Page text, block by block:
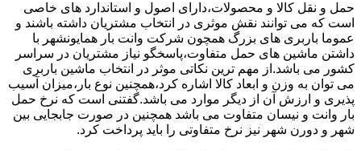
حمل و نقل کالا و محصولات،دارای اصول و استاندارد های خاصی
است که می توانند نقش موثری در انتخاب مشتریان داشته باشند و
عموما باربری های بزرگ همچون شرکت وانت بار همایونشهر با
داشتن ماشین های حمل متفاوت،پاسخگو نیاز مشتریان در سراسر
کشور می باشد.از مهم ترین نکاتی موثر در انتخاب ماشین باربری
می توان به وزن و ابعاد کالا اشاره کرد،همچنین نوع بار،میزان آسیب
پذیری و ارزش آن از دیگر موارد می باشد.گفتنی است که نرخ حمل
بار وانت و نیسان متفاوت می باشد همچنین در صورت جابجایی بین
شهر و دورن شهر نیز نرخ متفاوتی را باید پرداخت کرد.